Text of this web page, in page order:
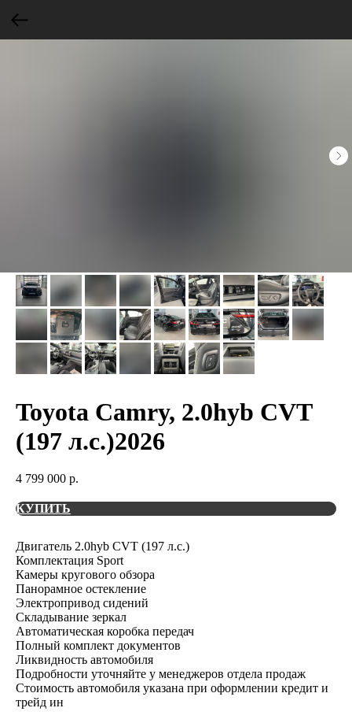
Toyota Camry, 2.0hyb CVT
(197 л.с.)2026
4 799 000 р.
КУПИТЬ
Двигатель 2.0hyb CVT (197 л.с.)
Комплектация Sport
Камеры кругового обзора
Панорамное остекление
Электропривод сидений
Складывание зеркал
Автоматическая коробка передач
Полный комплект документов
Ликвидность автомобиля
Подробности уточняйте у менеджеров отдела продаж
Стоимость автомобиля указана при оформлении кредит и
трейд ин